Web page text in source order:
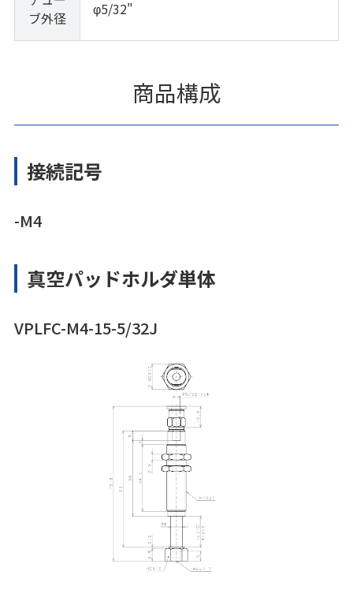
ブ外径
φ5/32"
商品構成
接続記号
-M4
真空パッドホルダ単体
VPLFC-M4-15-5/32J